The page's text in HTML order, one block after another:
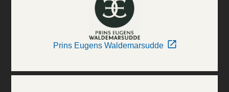
Prins Eugens Waldemarsudde